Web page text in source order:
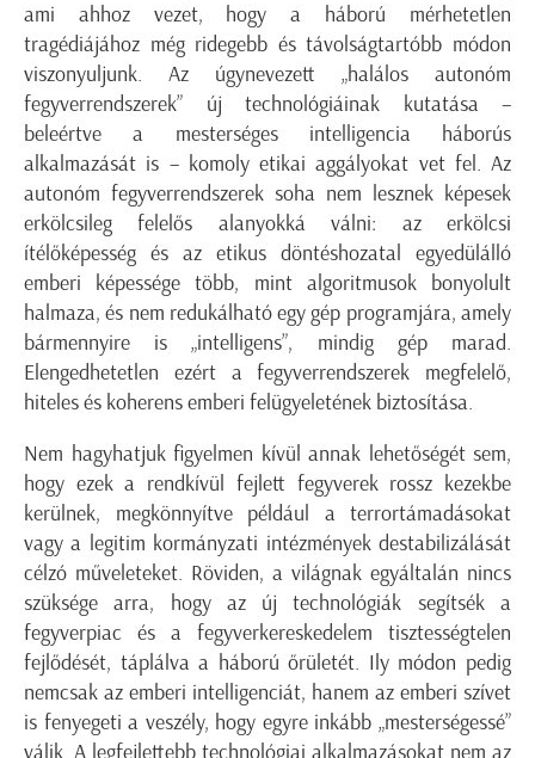
ami ahhoz vezet, hogy a háború mérhetetlen
tragédiájához még ridegebb és távolságtartóbb módon
viszonyuljunk. Az úgynevezett „halálos autonóm
fegyverrendszerek” új technológiáinak kutatása –
beleértve a mesterséges intelligencia háborús
alkalmazását is – komoly etikai aggályokat vet fel. Az
autonóm fegyverrendszerek soha nem lesznek képesek
erkölcsileg felelős alanyokká válni: az erkölcsi
ítélőképesség és az etikus döntéshozatal egyedülálló
emberi képessége több, mint algoritmusok bonyolult
halmaza, és nem redukálható egy gép programjára, amely
bármennyire is „intelligens”, mindig gép marad.
Elengedhetetlen ezért a fegyverrendszerek megfelelő,
hiteles és koherens emberi felügyeletének biztosítása.
Nem hagyhatjuk figyelmen kívül annak lehetőségét sem,
hogy ezek a rendkívül fejlett fegyverek rossz kezekbe
kerülnek, megkönnyítve például a terrortámadásokat
vagy a legitim kormányzati intézmények destabilizálását
célzó műveleteket. Röviden, a világnak egyáltalán nincs
szüksége arra, hogy az új technológiák segítsék a
fegyverpiac és a fegyverkereskedelem tisztességtelen
fejlődését, táplálva a háború őrületét. Ily módon pedig
nemcsak az emberi intelligenciát, hanem az emberi szívet
is fenyegeti a veszély, hogy egyre inkább „mesterségessé”
válik. A legfejlettebb technológiai alkalmazásokat nem az